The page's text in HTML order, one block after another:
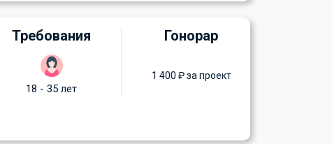
Требования
18 - 35 лет
Гонорар
1 400 ₽ за проект